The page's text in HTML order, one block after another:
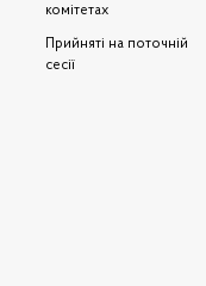
комітетах
Прийняті на поточній
сесії